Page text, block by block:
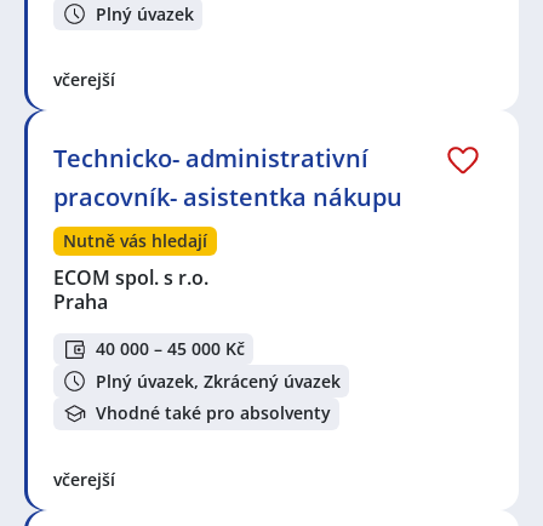
Plný úvazek
včerejší
Technicko- administrativní
pracovník- asistentka nákupu
Nutně vás hledají
ECOM spol. s r.o.
Praha
40 000 – 45 000 Kč
Plný úvazek, Zkrácený úvazek
Vhodné také pro absolventy
včerejší